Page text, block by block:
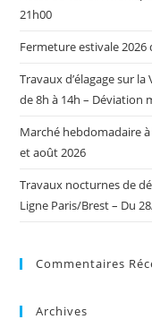
21h00
Fermeture estivale
Travaux d’élagage sur
de 8h à 14h – Déviation
Marché hebdomadaire
et août 2026
Travaux nocturnes de
Ligne Paris/Brest – Du
Commentaires
Archives